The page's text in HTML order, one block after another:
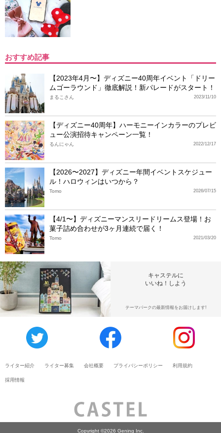
おすすめ記事
【2023年4月〜】ディズニー40周年イベント「ドリー
ムゴーラウンド」徹底解説！新パレードがスタート！
2023/11/10
まるこさん
【ディズニー40周年】ハーモニーインカラーのプレビ
ュー公演招待キャンペーン一覧！
2022/12/17
るんにゃん
【2026〜2027】ディズニー年間イベントスケジュー
ル！ハロウィンはいつから？
2026/07/15
Tomo
【4/1〜】ディズニーマンスリードリームス登場！お
菓子詰め合わせが3ヶ月連続で届く！
2021/03/20
Tomo
キャステルに
いいね！しよう
テーマパークの最新情報をお届けします!
ライター紹介 ライター募集 会社概要 プライバシーポリシー 利用規約
採用情報
Copyright ©2026 Gening Inc.